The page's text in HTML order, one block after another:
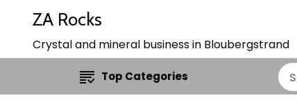
ZA Rocks
Crystal and mineral business in Bloubergstrand
Top Categories